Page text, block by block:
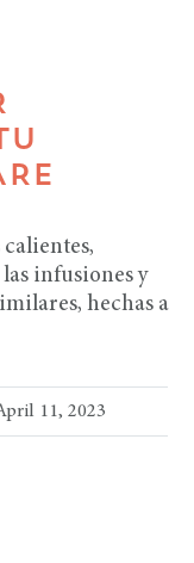
calientes,
infusiones y
hechas a
11, 2023